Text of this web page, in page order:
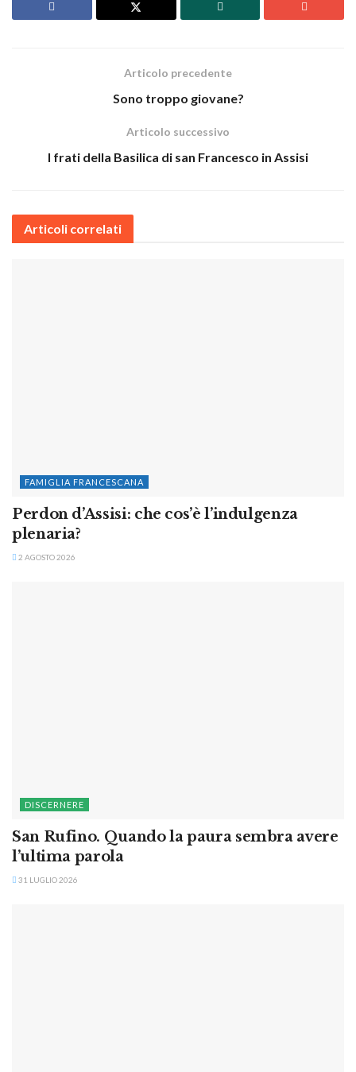
Articolo precedente
Sono troppo giovane?
Articolo successivo
I frati della Basilica di san Francesco in Assisi
Articoli correlati
FAMIGLIA FRANCESCANA
Perdon d’Assisi: che cos’è l’indulgenza
plenaria?
2 AGOSTO 2026
DISCERNERE
San Rufino. Quando la paura sembra avere
l’ultima parola
31 LUGLIO 2026